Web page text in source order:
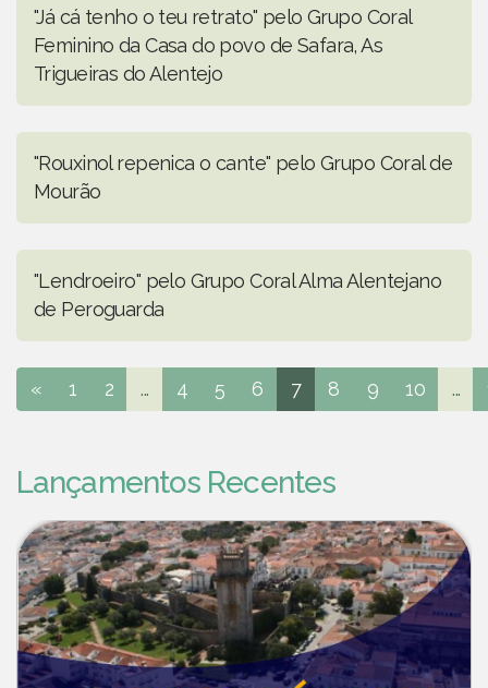
"Já cá tenho o teu retrato" pelo Grupo Coral
Feminino da Casa do povo de Safara, As
Trigueiras do Alentejo
"Rouxinol repenica o cante" pelo Grupo Coral de
Mourão
"Lendroeiro" pelo Grupo Coral Alma Alentejano
de Peroguarda
« 1 2 ... 4 5 6 7 8 9 10 ...
Lançamentos Recentes